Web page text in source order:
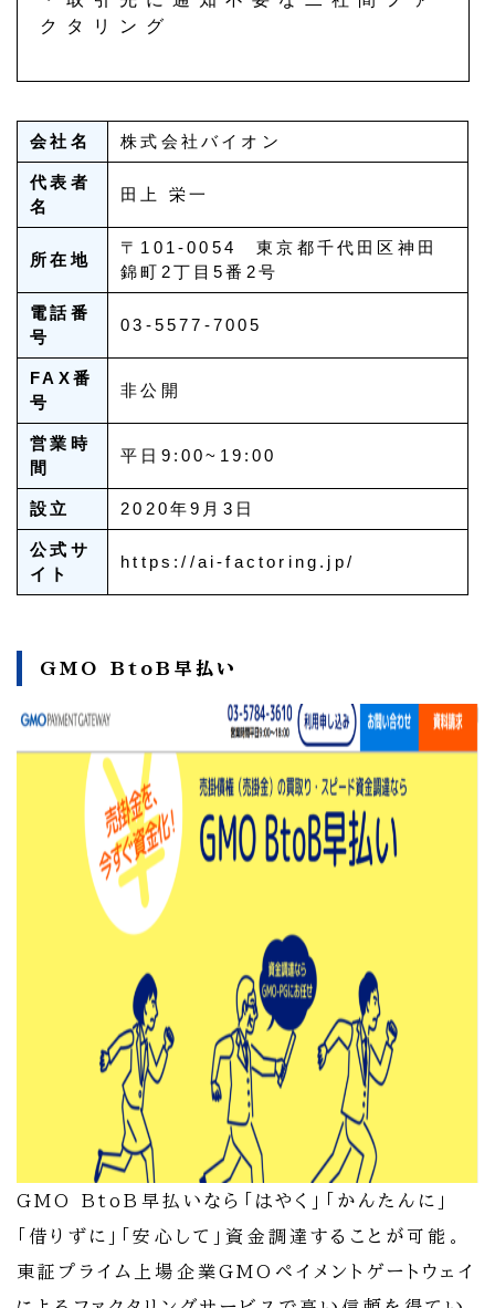
クタリング
会社名 株式会社バイオン
代表者
名
田上 栄一
所在地
〒101-0054 東京都千代田区神田
錦町2丁目5番2号
電話番
号
03-5577-7005
FAX番
号
非公開
営業時
間
平日9:00~19:00
設立 2020年9月3日
公式サ
イト
https://ai-factoring.jp/
GMO BtoB早払い
GMO BtoB早払いなら「はやく」「かんたんに」
「借りずに」「安心して」資金調達することが可能。
東証プライム上場企業GMOペイメントゲートウェイ